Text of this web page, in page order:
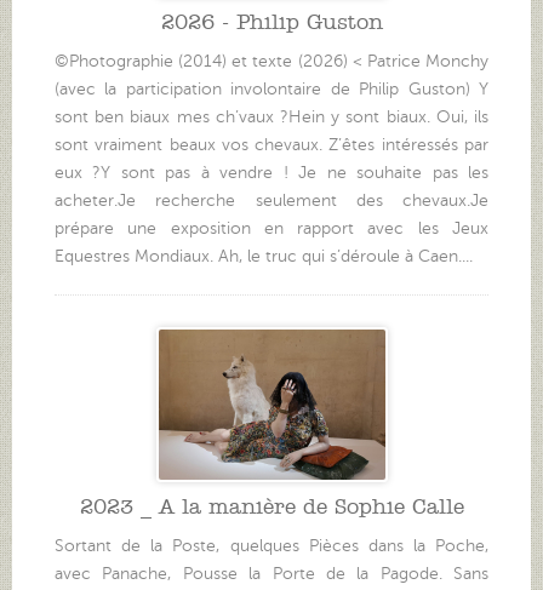
2026 - Philip Guston
©Photographie (2014) et texte (2026) < Patrice Monchy
(avec la participation involontaire de Philip Guston) Y
sont ben biaux mes ch’vaux ?Hein y sont biaux. Oui, ils
sont vraiment beaux vos chevaux. Z’êtes intéressés par
eux ?Y sont pas à vendre ! Je ne souhaite pas les
acheter.Je recherche seulement des chevaux.Je
prépare une exposition en rapport avec les Jeux
Equestres Mondiaux. Ah, le truc qui s’déroule à Caen....
2023 _ A la manière de Sophie Calle
Sortant de la Poste, quelques Pièces dans la Poche,
avec Panache, Pousse la Porte de la Pagode. Sans